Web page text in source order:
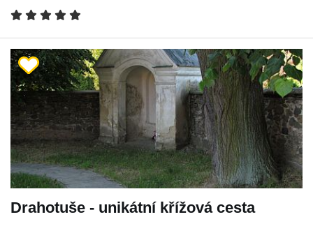
Drahotuše - unikátní křížová cesta